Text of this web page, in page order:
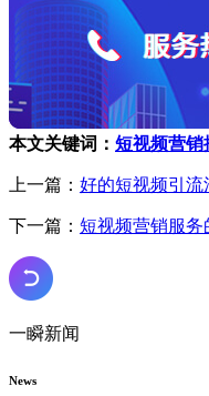
本文关键词： 短视频营销
上一篇： 好的短视频引
下一篇： 短视频营销服务
一瞬新闻
News